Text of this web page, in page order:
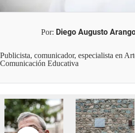
Por: Diego Augusto
Publicista, comunicador, especialista en
Comunicación Educativa